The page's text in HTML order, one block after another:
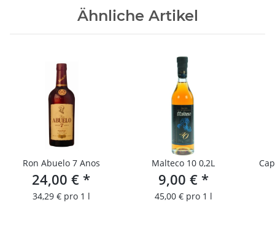
Ähnliche Artikel
Ron Abuelo 7 Anos
24,00 € *
34,29 € pro 1 l
Malteco 10 0,2L
9,00 € *
45,00 € pro 1 l